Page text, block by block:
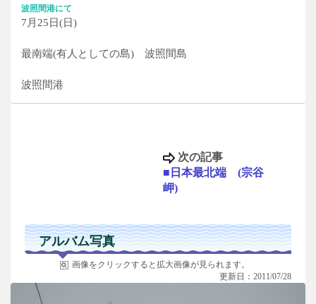
波照間港にて
7月25日(日)
最南端(有人としての島) 波照間島
波照間港
次の記事
■日本最北端 (宗谷
岬)
アルバム写真
画像をクリックすると拡大画像が見られます。
更新日：2011/07/28